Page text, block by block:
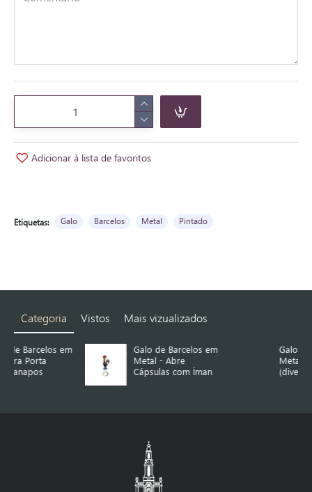
Adicionar à lista de favoritos
Etiquetas: Galo Barcelos Metal Pintado
Categoria Vistos Mais vizualizados
Galo de Barcelos em
Metal - Abre
Cápsulas com Íman
Galo de Barcelos em
(diversas cores)